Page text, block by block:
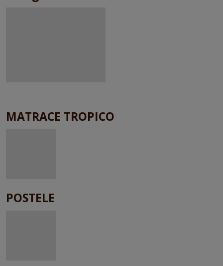
MATRACE TROPICO
POSTELE